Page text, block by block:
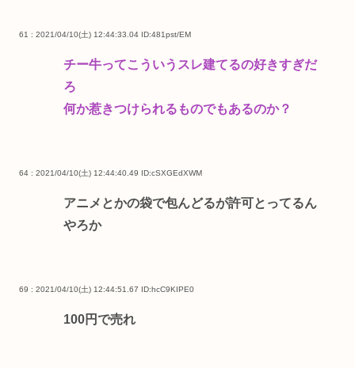
61 : 2021/04/10(土) 12:44:33.04 ID:481pst/EM
チー牛ってこういうスレ建てるの好きすぎだ
ろ
何か惹きつけられるものでもあるのか？
64 : 2021/04/10(土) 12:44:40.49 ID:cSXGEdXWM
アニメとかの袋で包んどるが許可とってるん
やろか
69 : 2021/04/10(土) 12:44:51.67 ID:hcC9KIPE0
100円で売れ